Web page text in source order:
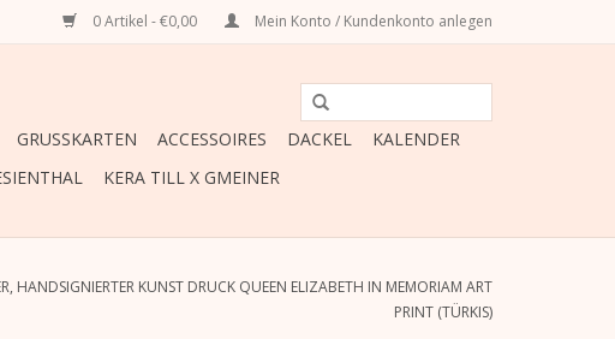
0 Artikel - €0,00 Mein Konto / Kundenkonto anlegen
GRUSSKARTEN ACCESSOIRES DACKEL
KALENDER
KERA TILL X GMEINER
HANDSIGNIERTER KUNST DRUCK QUEEN ELIZABETH IN MEMORIAM ART
PRINT (TÜRKIS)